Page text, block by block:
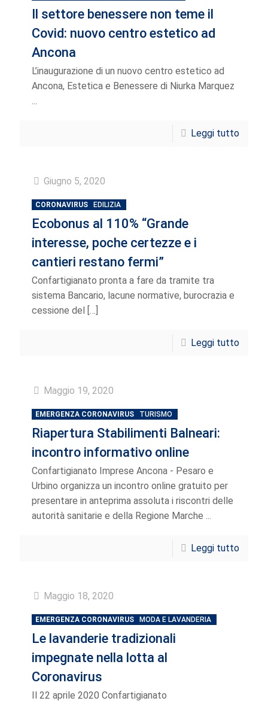
Il settore benessere non teme il
Covid: nuovo centro estetico ad
Ancona
L’inaugurazione di un nuovo centro estetico ad
Ancona, Estetica e Benessere di Niurka Marquez
...
Leggi tutto
Giugno 5, 2020
CORONAVIRUS EDILIZIA
Ecobonus al 110% “Grande
interesse, poche certezze e i
cantieri restano fermi”
Confartigianato pronta a fare da tramite tra
sistema Bancario, lacune normative, burocrazia e
cessione del […]
Leggi tutto
Maggio 19, 2020
EMERGENZA CORONAVIRUS TURISMO
Riapertura Stabilimenti Balneari:
incontro informativo online
Confartigianato Imprese Ancona - Pesaro e
Urbino organizza un incontro online gratuito per
presentare in anteprima assoluta i riscontri delle
autorità sanitarie e della Regione Marche ...
Leggi tutto
Maggio 18, 2020
EMERGENZA CORONAVIRUS MODA E LAVANDERIA
Le lavanderie tradizionali
impegnate nella lotta al
Coronavirus
Il 22 aprile 2020 Confartigianato